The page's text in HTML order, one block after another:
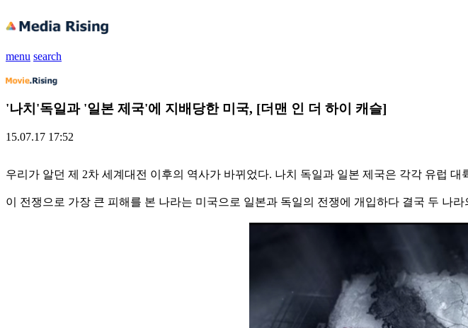
menu search
'나치'독일과 '일본 제국'에 지배당한 미국, [더맨 인 더 하이 캐슬]
15.07.17 17:52
우리가 알던 제 2차 세계대전 이후의 역사가 바뀌었다. 나치 독일과 일본 제국은 각각 유럽
이 전쟁으로 가장 큰 피해를 본 나라는 미국으로 일본과 독일의 전쟁에 개입하다 결국 두 나